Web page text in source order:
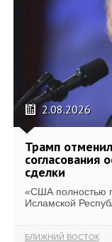
2.08.2026
Трамп
согласования
сделки
«США полностью
Исламской
БЛИЖНИЙ ВОСТОК